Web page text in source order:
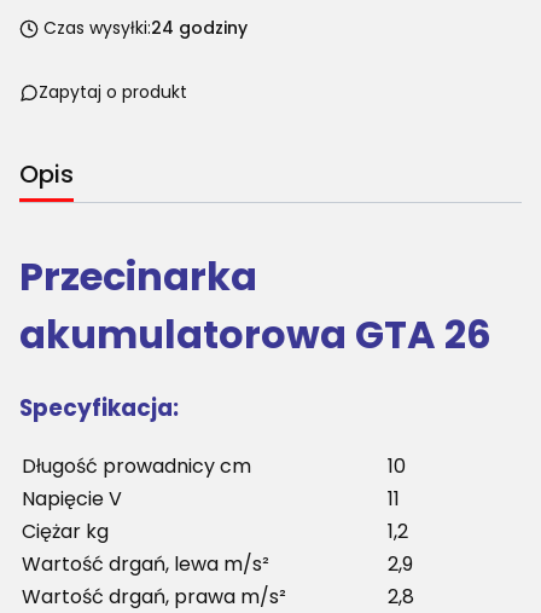
Czas wysyłki:24 godziny
Zapytaj o produkt
Opis
Przecinarka
akumulatorowa GTA 26
Specyfikacja:
Długość prowadnicy cm
10
Napięcie V
11
Ciężar kg
1,2
Wartość drgań, lewa m/s²
2,9
Wartość drgań, prawa m/s²
2,8